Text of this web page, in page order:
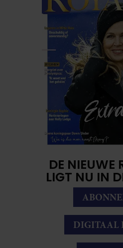
DE NIEUWE
LIGT NU IN
DIGITAAL